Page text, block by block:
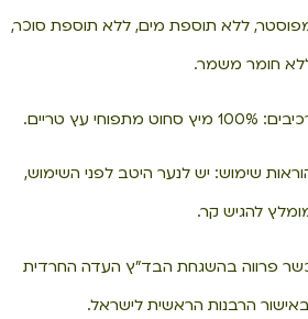
ללא תוספת מים, ללא תוספת סוכר,
חומר משמר.
100% מיץ סחוט מתפוחי עץ טריים.
שימוש: יש לנער היטב לפני השימוש,
להגיש קר.
פרווה בהשגחת הבד"ץ העדה החרדית
הרבנות הראשית לישראל.